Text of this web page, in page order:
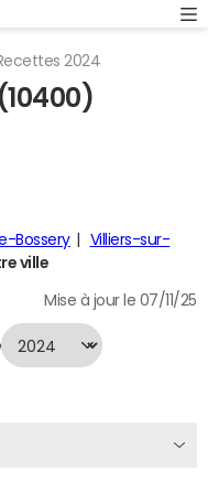
2024
Bossery
Villiers-sur-
ville
Mise à jour le 07/11/25